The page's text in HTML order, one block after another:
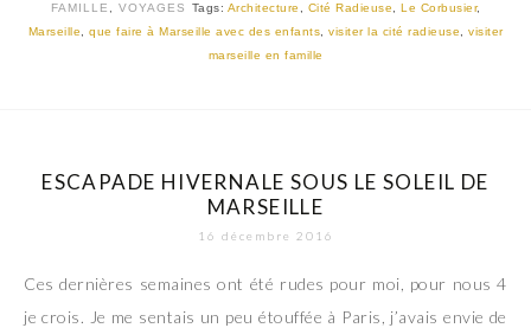
FAMILLE
VOYAGES Tags: Architecture Cité Radieuse Le Corbusier,
Marseille
que faire à Marseille avec des enfants visiter la cité radieuse
visiter
marseille en famille
ESCAPADE HIVERNALE SOUS LE SOLEIL DE
MARSEILLE
16 décembre 2016
Ces dernières semaines ont été rudes pour moi, pour nous 4
je crois. Je me sentais un peu étouffée à Paris, j’avais envie de